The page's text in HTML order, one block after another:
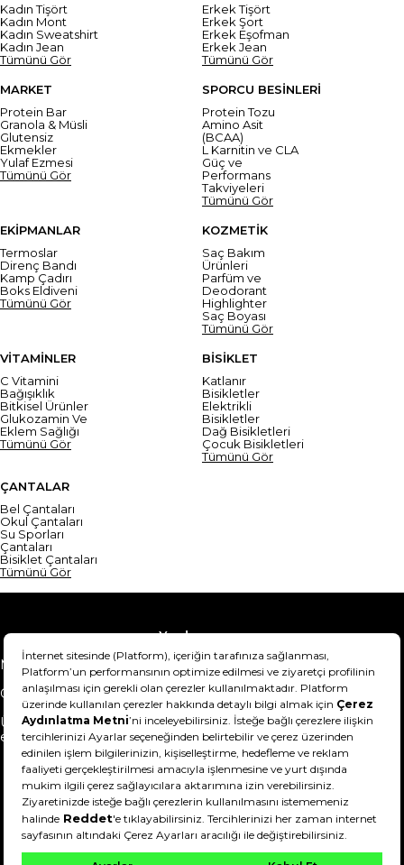
Kadın Tişört
Kadın Mont
Kadın Sweatshirt
Kadın Jean
Tümünü Gör
Erkek Tişört
Erkek Şort
Erkek Eşofman
Erkek Jean
Tümünü Gör
MARKET
Protein Bar
Granola & Müsli
Glutensiz
Ekmekler
Yulaf Ezmesi
Tümünü Gör
SPORCU BESİNLERİ
Protein Tozu
Amino Asit
(BCAA)
L Karnitin ve CLA
Güç ve
Performans
Takviyeleri
Tümünü Gör
EKİPMANLAR
Termoslar
Direnç Bandı
Kamp Çadırı
Boks Eldiveni
Tümünü Gör
KOZMETİK
Saç Bakım
Ürünleri
Parfüm ve
Deodorant
Highlighter
Saç Boyası
Tümünü Gör
VİTAMİNLER
C Vitamini
Bağışıklık
Bitkisel Ürünler
Glukozamin Ve
Eklem Sağlığı
Tümünü Gör
BİSİKLET
Katlanır
Bisikletler
Elektrikli
Bisikletler
Dağ Bisikletleri
Çocuk Bisikletleri
Tümünü Gör
ÇANTALAR
Bel Çantaları
Okul Çantaları
Su Sporları
Çantaları
Bisiklet Çantaları
Tümünü Gör
Yardım
Mesafeli Satış Sözleşmesi
Teslimat Bilgisi
Gizlilik Sözleşmesi
Şartlar & Koşullar
Ürünümü nasıl iade
edebilirim?
Hakkımızda
DeFactoFIT ©️ 2022-2026. Tüm hakları saklıdır.